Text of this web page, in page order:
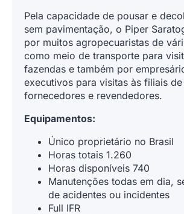
Pela capacidade de pousar e
sem pavimentação, o Piper
por muitos agropecuaristas de
como meio de transporte para
fazendas e também por
executivos para visitas às filiais de
fornecedores e revendedores.
Equipamentos:
Único proprietário no Brasil
Horas totais 1.260
Horas disponíveis 740
Manutenções todas em dia,
de acidentes ou incidentes
Full IFR